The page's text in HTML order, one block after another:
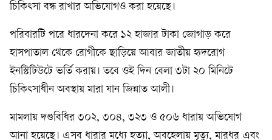
চিকিৎসা বন্ধ রাখার অভিযোগও করা হয়েছে।
পরিবারটি পরে ধারদেনা করে ১২ হাজার টাকা জোগাড় করে
হাসপাতাল থেকে রোগীকে ছাড়িয়ে আবার জাতীয় হৃদরোগ
ইনস্টিটিউটে ভর্তি করায়। তবে ওই দিন বেলা ৩টা ২০ মিনিটে
চিকিৎসাধীন অবস্থায় মারা যান জিন্নাত আলী।
মামলায় দণ্ডবিধির ৩০২, ৩০৪, ৩২৩ ও ৫০৬ ধারায় অভিযোগ
আনা হয়েছে। এসব ধারার মধ্যে হত্যা, অবহেলায় মৃত্যু, মারধর এবং